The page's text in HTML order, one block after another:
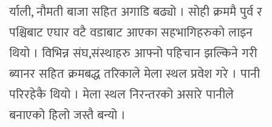
र्याली, नौमती बाजा सहित अगाडि बढ्यो । सोही क्रममै पुर्व र
पश्चिबाट एघार वटै वडाबाट आएका सहभागिहरुको लाइन
थियो । विभिन्न संघ,संस्थाहरु आफ्नो पहिचान झल्किने गरी
ब्यानर सहित क्रमबद्ध तरिकाले मेला स्थल प्रवेश गरे । पानी
परिरहेकै थियो । मेला स्थल निरन्तरको असारे पानीले
बनाएको हिलो जस्तै बन्यो ।